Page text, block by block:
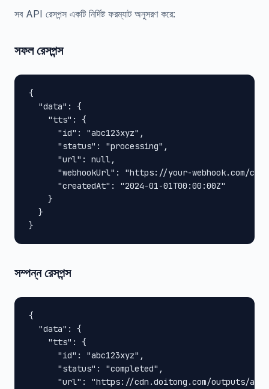
সব API রেসপন্স একটি নির্দিষ্ট ফরম্যাট অনুসরণ করে:
সফল রেসপন্স
{
  "data": {
    "tts": {
      "id": "abc123xyz",
      "status": "processing",
      "url": null,
"webhookUrl": "https://your-webhook.com/
      "createdAt": "2024-01-01T00:00:00Z"
    }
  }
}
সম্পন্ন রেসপন্স
{
  "data": {
    "tts": {
      "id": "abc123xyz",
      "status": "completed",
"url": "https://cdn.doitong.com/outputs/